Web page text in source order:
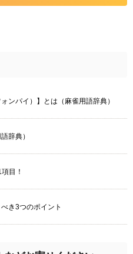
ンパイ）】とは（麻雀用語辞典）
辞典）
目！
き3つのポイント